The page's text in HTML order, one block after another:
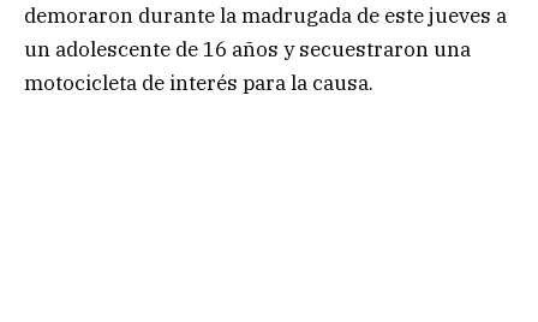
demoraron durante la madrugada de este jueves a
un adolescente de 16 años y secuestraron una
motocicleta de interés para la causa.